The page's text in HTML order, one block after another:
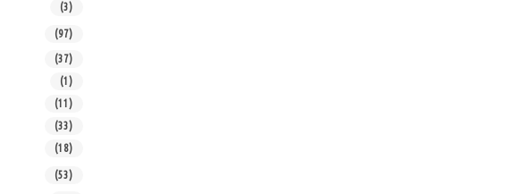
(3)
(97)
(37)
(1)
(11)
(33)
(18)
(53)